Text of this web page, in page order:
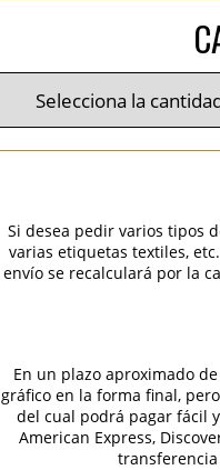
Si desea pedir varios tipos
varias etiquetas textiles,
envío se recalculará por la
En un plazo aproximado
gráfico en la forma final,
del cual podrá pagar fácil
American Express,
transferencia